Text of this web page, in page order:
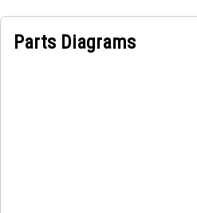
Parts Diagrams